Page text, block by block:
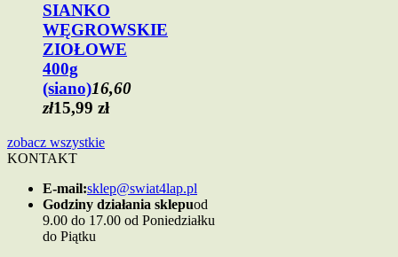
SIANKO
WĘGROWSKIE
ZIOŁOWE
400g
(siano)16,60
zł15,99 zł
zobacz wszystkie
KONTAKT
E-mail:sklep@swiat4lap.pl
Godziny działania sklepuod
9.00 do 17.00 od Poniedziałku
do Piątku